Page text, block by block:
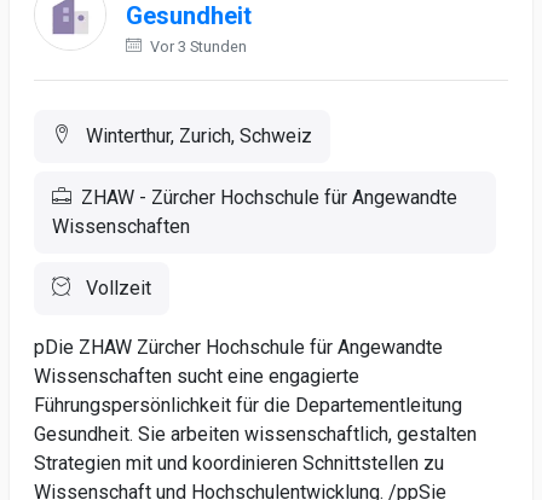
Gesundheit
Vor 3 Stunden
Winterthur, Zurich, Schweiz
ZHAW - Zürcher Hochschule für Angewandte
Wissenschaften
Vollzeit
pDie ZHAW Zürcher Hochschule für Angewandte
Wissenschaften sucht eine engagierte
Führungspersönlichkeit für die Departementleitung
Gesundheit. Sie arbeiten wissenschaftlich, gestalten
Strategien mit und koordinieren Schnittstellen zu
Wissenschaft und Hochschulentwicklung. /ppSie